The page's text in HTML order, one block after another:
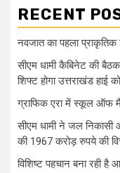
RECENT
नवजात का पहला प्राकृतिक
सीएम धामी कैबिनेट की
शिफ्ट होगा उत्तराखंड हाई
ग्राफिक एरा में स्कूल
सीएम धामी ने जल निकासी
की 1967 करोड़ रुपये की
विशिष्ट पहचान बना रही है